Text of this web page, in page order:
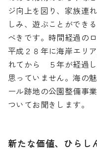
ジ向上を図り、家族連
しみ、遊ぶことができ
べきです。時間経過の
平成２８年に海岸エリ
れてから ５年が経過
思っていません。海の
ール跡地の公園整備事
ついてお聞きします。
新たな価値、ひらし